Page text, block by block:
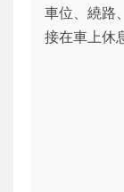
車位、繞路
接在車上休